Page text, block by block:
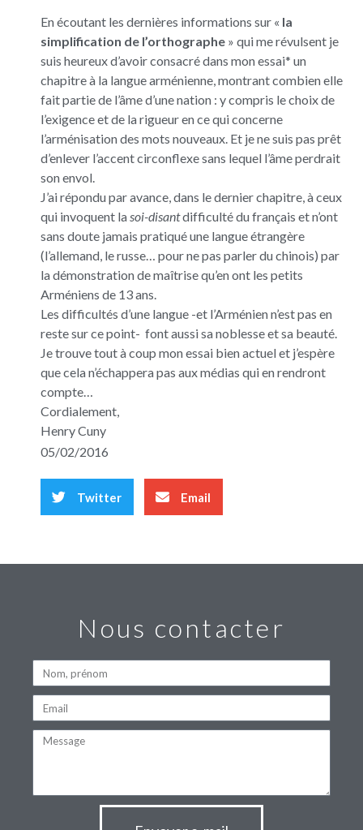
En écoutant les dernières informations sur « la
simplification de l’orthographe » qui me révulsent je
suis heureux d’avoir consacré dans mon essai* un
chapitre à la langue arménienne, montrant combien elle
fait partie de l’âme d’une nation : y compris le choix de
l’exigence et de la rigueur en ce qui concerne
l’arménisation des mots nouveaux. Et je ne suis pas prêt
d’enlever l’accent circonflexe sans lequel l’âme perdrait
son envol.
J’ai répondu par avance, dans le dernier chapitre, à ceux
qui invoquent lasoi-disantdifficulté du français et n’ont
sans doute jamais pratiqué une langue étrangère
(l’allemand, le russe… pour ne pas parler du chinois) par
la démonstration de maîtrise qu’en ont les petits
Arméniens de 13 ans.
Les difficultés d’une langue -et l’Arménien n’est pas en
reste sur ce point- font aussi sa noblesse et sa beauté.
Je trouve tout à coup mon essai bien actuel et j’espère
que cela n’échappera pas aux médias qui en rendront
compte…
Cordialement,
Henry Cuny
05/02/2016
Twitter Email
Nous contacter